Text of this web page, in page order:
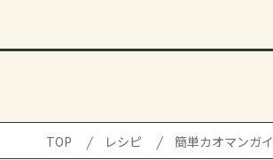
TOP レシピ 簡単カオマンガイ